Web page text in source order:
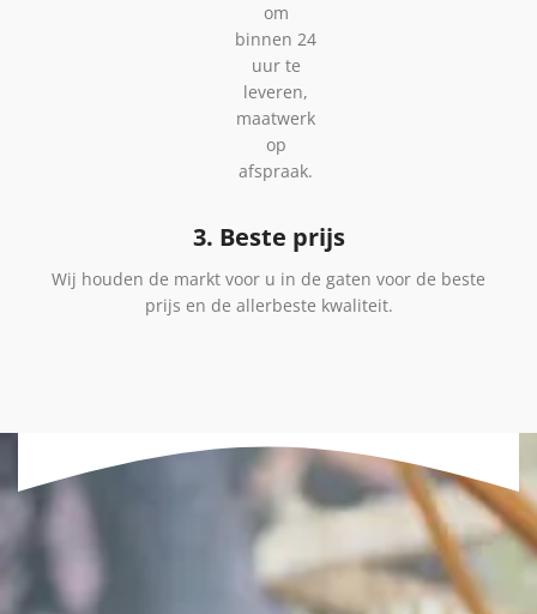
om
binnen 24
uur te
leveren,
maatwerk
op
afspraak.
3. Beste prijs
Wij houden de markt voor u in de gaten voor de beste
prijs en de allerbeste kwaliteit.